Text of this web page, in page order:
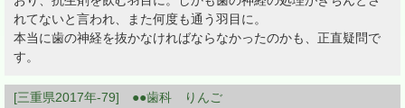
れてないと言われ、また何度も通う羽目に。
本当に歯の神経を抜かなければならなかったのかも、正直疑問で
す。
[三重県2017年-79] ●●歯科 りんご